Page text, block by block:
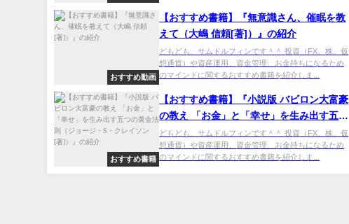
おすすめ動画
【おすすめ書籍】『無意識さん、催眠を教
えて（大嶋 信頼[著]）』の紹介
どもども、サムドルフィンです＾＾ 投資（FX、株、仮
想通貨）や資産運用、資金管理、お金持ちになるため
のマインドに関するおすすめ書籍を紹介しま...
おすすめ書籍
【おすすめ書籍】『小説版 バビロン大富豪
の教え 「お金」と「幸せ」を生み出す五つ
の黄金法則（ジョージ・S・クレイソン
[著]）』の紹介
どもども、サムドルフィンです＾＾ 投資（FX、株、仮
想通貨）や資産運用、資金管理、お金持ちになるため
のマインドに関するおすすめ書籍を紹介しま...